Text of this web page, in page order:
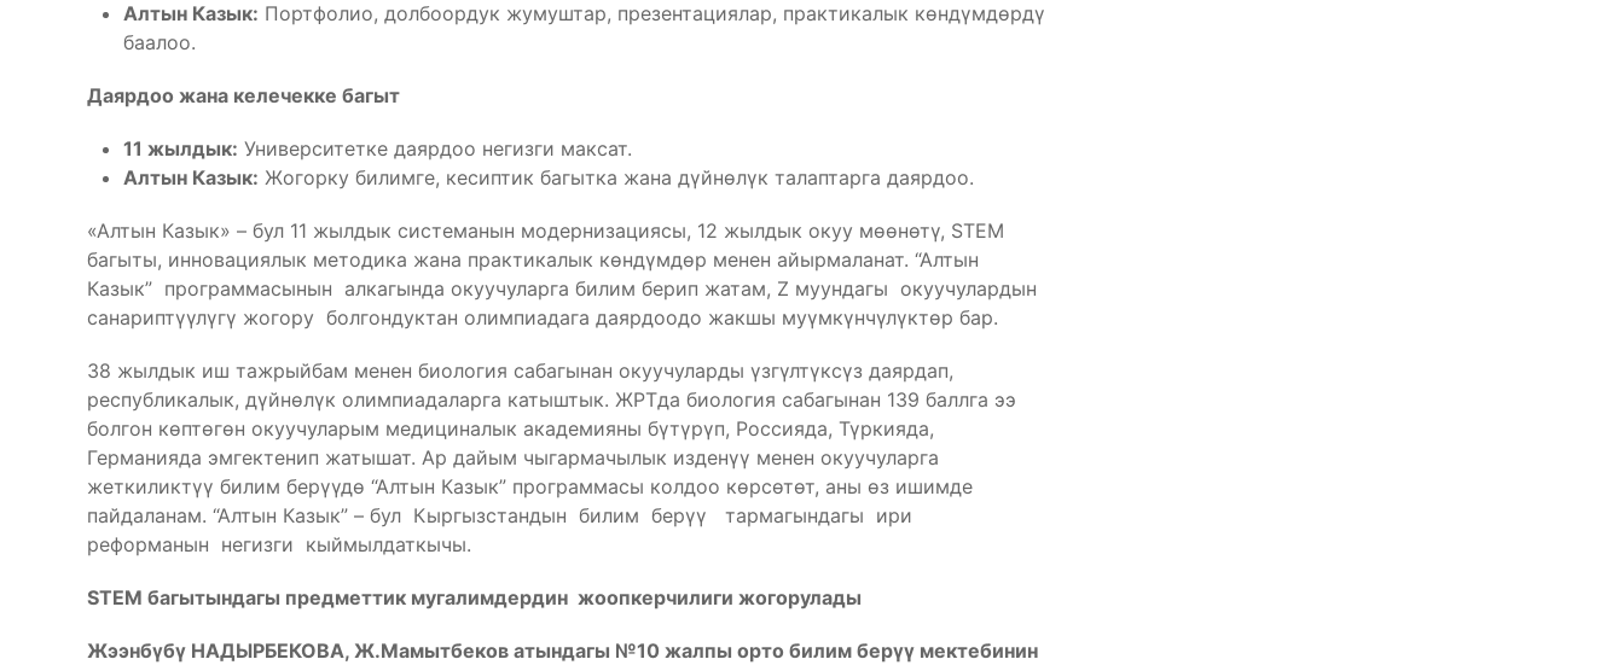
Алтын Казык: Портфолио, долбоордук жумуштар, презентациялар, практикалык көндүмдөрдү
баалоо.
Даярдоо жана келечекке багыт
11 жылдык: Университетке даярдоо негизги максат.
Алтын Казык: Жогорку билимге, кесиптик багытка жана дүйнөлүк талаптарга даярдоо.
«Алтын Казык» – бул 11 жылдык системанын модернизациясы, 12 жылдык окуу мөөнөтү, STEM
багыты, инновациялык методика жана практикалык көндүмдөр менен айырмаланат. “Алтын
Казык” программасынын алкагында окуучуларга билим берип жатам, Z муундагы окуучулардын
санариптүүлүгү жогору болгондуктан олимпиадага даярдоодо жакшы муүмкүнчүлүктөр бар.
38 жылдык иш тажрыйбам менен биология сабагынан окуучуларды үзгүлтүксүз даярдап,
республикалык, дүйнөлүк олимпиадаларга катыштык. ЖРТда биология сабагынан 139 баллга ээ
болгон көптөгөн окуучуларым медициналык академияны бүтүрүп, Россияда, Түркияда,
Германияда эмгектенип жатышат. Ар дайым чыгармачылык изденүү менен окуучуларга
жеткиликтүү билим берүүдө “Алтын Казык” программасы колдоо көрсөтөт, аны өз ишимде
пайдаланам. “Алтын Казык” – бул Кыргызстандын билим берүү тармагындагы ири
реформанын негизги кыймылдаткычы.
STEM багытындагы предметтик мугалимдердин жоопкерчилиги жогорулады
Жээнбүбү НАДЫРБЕКОВА, Ж.Мамытбеков атындагы №10 жалпы орто билим берүү мектебинин